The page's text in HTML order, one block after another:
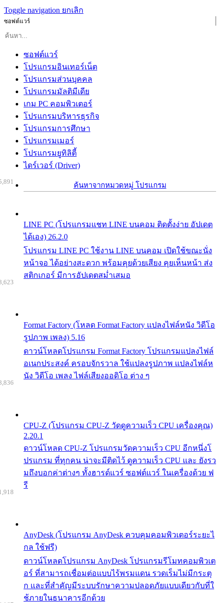
Toggle navigation ยกเลิก
ซอฟต์แวร์
ซอฟต์แวร์
โปรแกรมอินเทอร์เน็ต
โปรแกรมส่วนบุคคล
โปรแกรมมัลติมีเดีย
เกม PC คอมพิวเตอร์
โปรแกรมบริหารธุรกิจ
โปรแกรมการศึกษา
โปรแกรมเมอร์
โปรแกรมยูทิลิตี้
ไดร์เวอร์ (Driver)
ค้นหาจากหมวดหมู่ โปรแกรม
LINE PC (โปรแกรมแชท LINE บนคอม ติดตั้งง่าย อัปเดต
ได้เอง) 26.2.0
โปรแกรม LINE PC ใช้งาน LINE บนคอม เปิดใช้ขณะนั่ง
หน้าจอ ได้อย่างสะดวก พร้อมคุยด้วยเสียง คุยเห็นหน้า ส่ง
สติกเกอร์ มีการอัปเดตสม่ำเสมอ
Format Factory (โหลด Format Factory แปลงไฟล์หนัง วิดีโอ
รูปภาพ เพลง) 5.16
ดาวน์โหลดโปรแกรม Format Factory โปรแกรมแปลงไฟล์
อเนกประสงค์ ครอบจักรวาล ใช้แปลงรูปภาพ แปลงไฟล์ห
นัง วิดีโอ เพลง ไฟล์เสียงออดิโอ ต่าง ๆ
CPU-Z (โปรแกรม CPU-Z วัดดูความเร็ว CPU เครื่องคุณ)
2.20.1
ดาวน์โหลด CPU-Z โปรแกรมวัดความเร็ว CPU อีกหนึ่งโ
ปรแกรม ที่ทุกคน น่าจะมีติดไว้ ดูความเร็ว CPU และ ยังรว
มถึงบอกค่าต่างๆ ทั้งฮารด์แวร์ ซอฟต์แวร์ ในเครื่องด้วย ฟ
รี
AnyDesk (โปรแกรม AnyDesk ควบคุมคอมพิวเตอร์ระยะไ
กล ใช้ฟรี)
ดาวน์โหลดโปรแกรม AnyDesk โปรแกรมรีโมทคอมพิวเต
อร์ ที่สามารถเชื่อมต่อแบบไร้พรมแดน รวดเร็มไม่มีกระตุ
ก และที่สำคัญมีระบบรักษาความปลอดภัยแบบเดียวกับที่ใ
ช้ภายในธนาคารอีกด้วย